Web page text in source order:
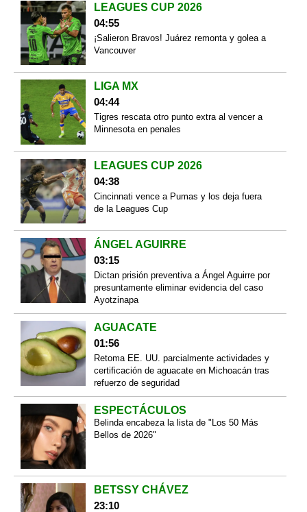
LEAGUES CUP 2026
04:55
¡Salieron Bravos! Juárez remonta y golea a
Vancouver
LIGA MX
04:44
Tigres rescata otro punto extra al vencer a
Minnesota en penales
LEAGUES CUP 2026
04:38
Cincinnati vence a Pumas y los deja fuera
de la Leagues Cup
ÁNGEL AGUIRRE
03:15
Dictan prisión preventiva a Ángel Aguirre por
presuntamente eliminar evidencia del caso
Ayotzinapa
AGUACATE
01:56
Retoma EE. UU. parcialmente actividades y
certificación de aguacate en Michoacán tras
refuerzo de seguridad
ESPECTÁCULOS
Belinda encabeza la lista de "Los 50 Más
Bellos de 2026"
BETSSY CHÁVEZ
23:10